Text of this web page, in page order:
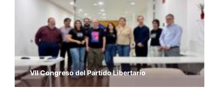
VII Congreso del Partido Libertario